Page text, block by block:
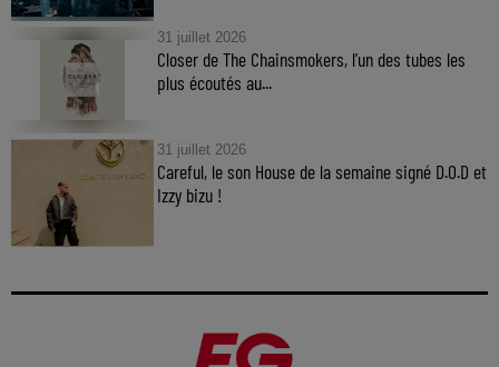
31 juillet 2026
Closer de The Chainsmokers, l’un des tubes les
plus écoutés au...
31 juillet 2026
Careful, le son House de la semaine signé D.O.D et
Izzy bizu !